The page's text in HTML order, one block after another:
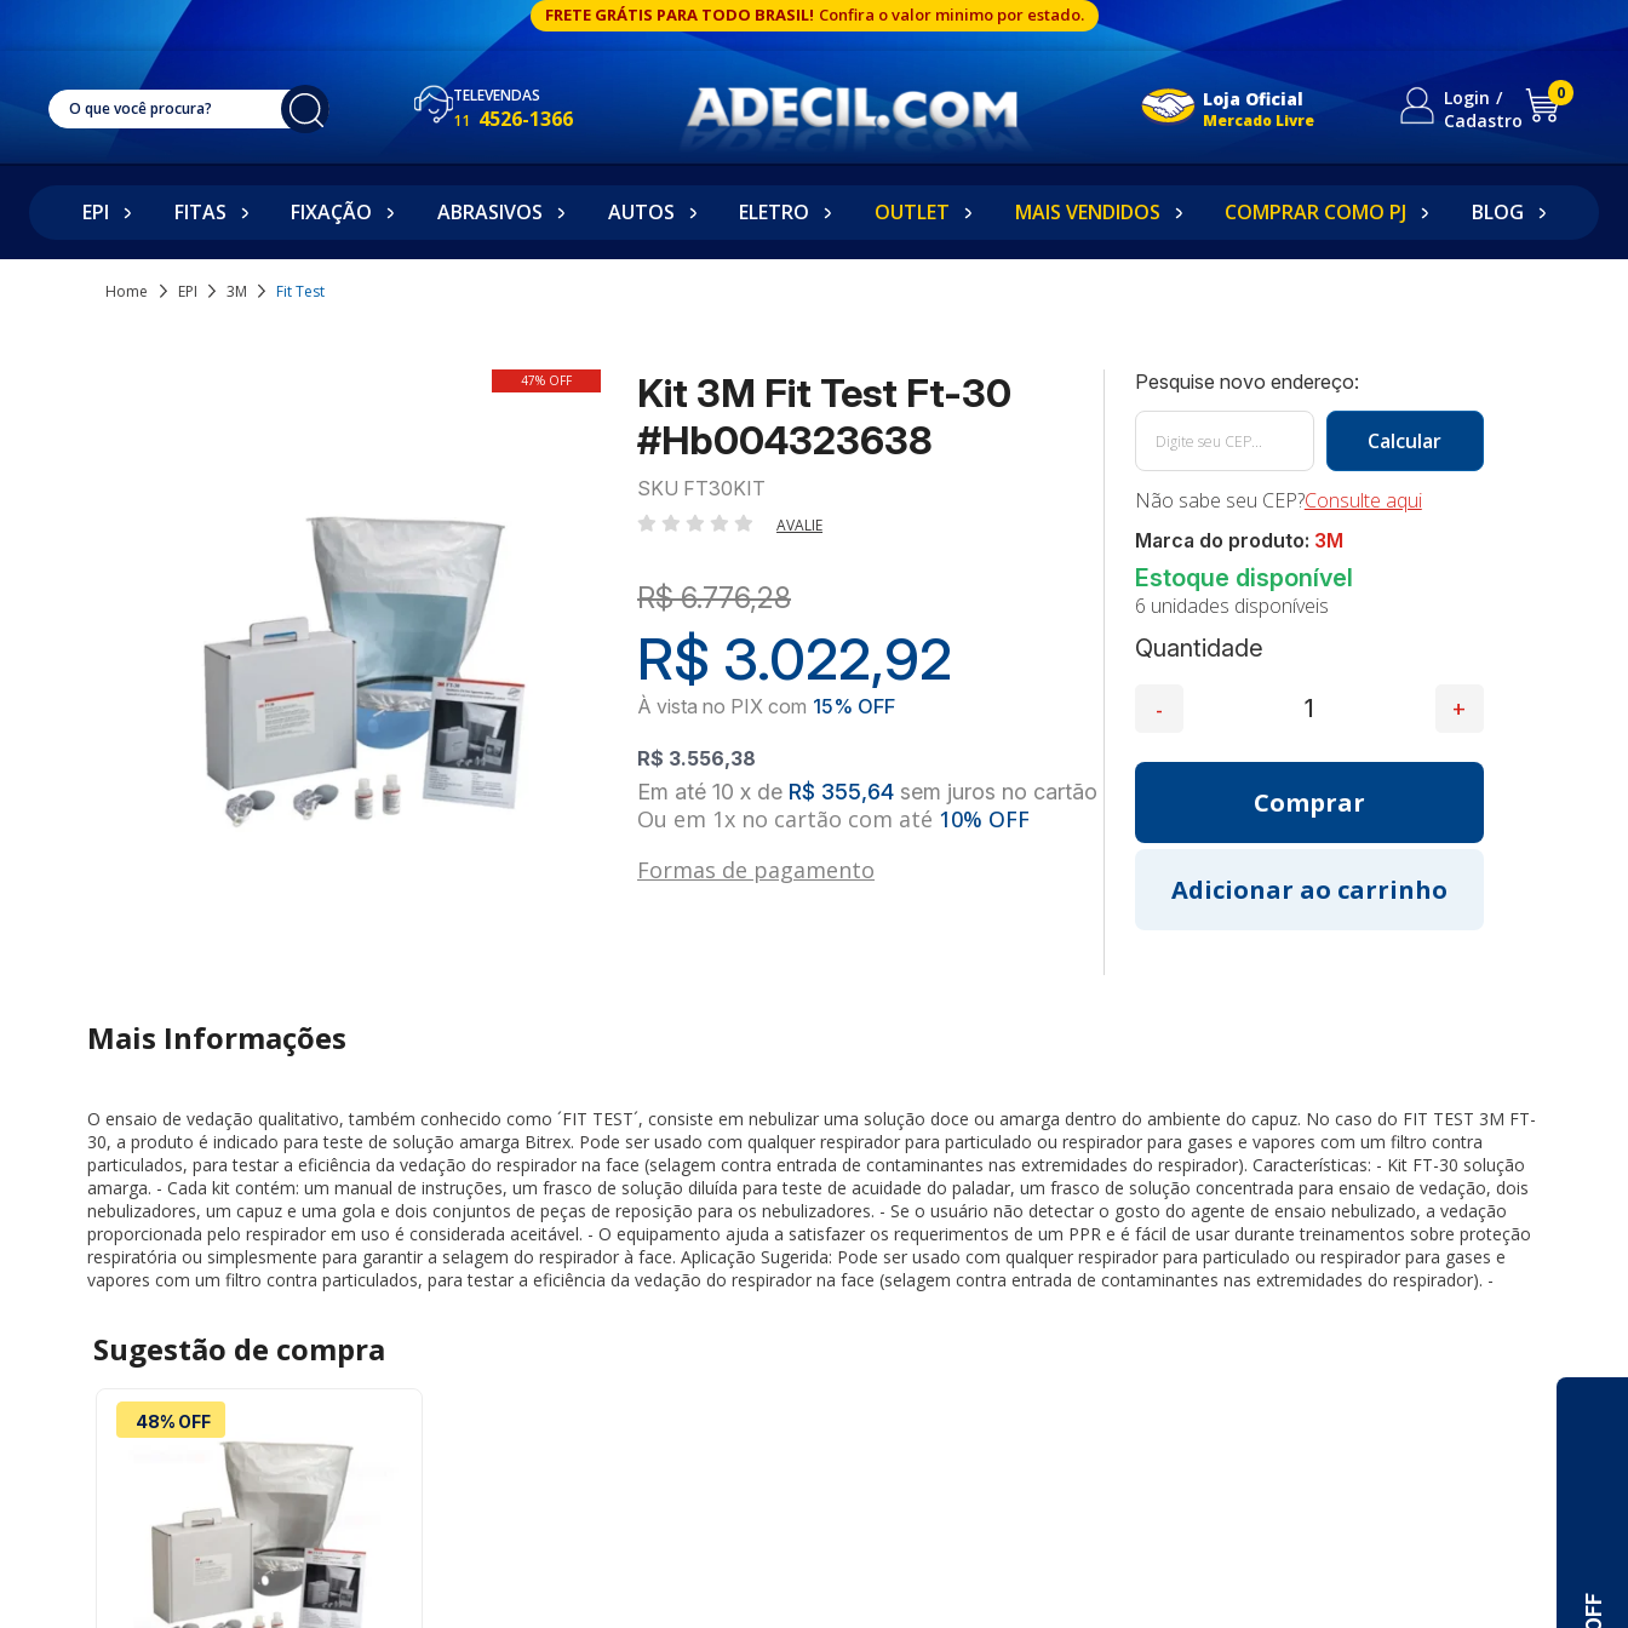
FRETE GRÁTIS PARA TODO BRASIL! Confira o valor minimo por estado.
TELEVENDAS
11 4526-1366
Loja Oficial
Mercado Livre
Login
Cadastro
0
EPI FITAS FIXAÇÃO ABRASIVOS AUTOS ELETRO OUTLET MAIS VENDIDOS COMPRAR COMO PJ BLOG
Home EPI 3M Fit Test
47% OFF
Kit 3M Fit Test Ft-30
#Hb004323638
SKU FT30KIT
AVALIE
R$ 6.776,28
R$ 3.556,38
R$ 3.022,92
10 x de R$ 355,64 sem juros no cartão
Ou em 1x no cartão com até 10% OFF
Formas de pagamento
Quantidade
Não sabe seu CEP?Consulte aqui
6 unidades disponíveis
Marca do produto: 3M
Mais Informações
O ensaio de vedação qualitativo, também conhecido como ´FIT TEST´, consiste em nebulizar uma solução doce ou amarga dentro do ambiente do capuz. No caso do FIT TEST 3M FT-
30, a produto é indicado para teste de solução amarga Bitrex. Pode ser usado com qualquer respirador para particulado ou respirador para gases e vapores com um filtro contra
particulados, para testar a eficiência da vedação do respirador na face (selagem contra entrada de contaminantes nas extremidades do respirador). Características: - Kit FT-30 solução
amarga. - Cada kit contém: um manual de instruções, um frasco de solução diluída para teste de acuidade do paladar, um frasco de solução concentrada para ensaio de vedação, dois
nebulizadores, um capuz e uma gola e dois conjuntos de peças de reposição para os nebulizadores. - Se o usuário não detectar o gosto do agente de ensaio nebulizado, a vedação
proporcionada pelo respirador em uso é considerada aceitável. - O equipamento ajuda a satisfazer os requerimentos de um PPR e é fácil de usar durante treinamentos sobre proteção
respiratória ou simplesmente para garantir a selagem do respirador à face. Aplicação Sugerida: Pode ser usado com qualquer respirador para particulado ou respirador para gases e
vapores com um filtro contra particulados, para testar a eficiência da vedação do respirador na face (selagem contra entrada de contaminantes nas extremidades do respirador). -
Sugestão de compra
48% OFF